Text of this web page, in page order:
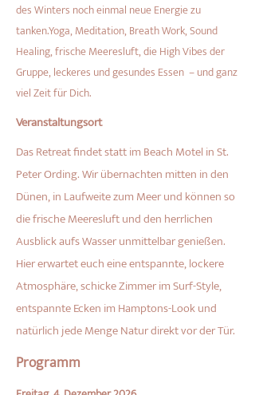
des Winters noch einmal neue Energie zu
tanken.Yoga, Meditation, Breath Work, Sound
Healing, frische Meeresluft, die High Vibes der
Gruppe, leckeres und gesundes Essen – und ganz
viel Zeit für Dich.
Veranstaltungsort
Das Retreat findet statt im Beach Motel in St.
Peter Ording. Wir übernachten mitten in den
Dünen, in Laufweite zum Meer und können so
die frische Meeresluft und den herrlichen
Ausblick aufs Wasser unmittelbar genießen.
Hier erwartet euch eine entspannte, lockere
Atmosphäre, schicke Zimmer im Surf-Style,
entspannte Ecken im Hamptons-Look und
natürlich jede Menge Natur direkt vor der Tür.
Programm